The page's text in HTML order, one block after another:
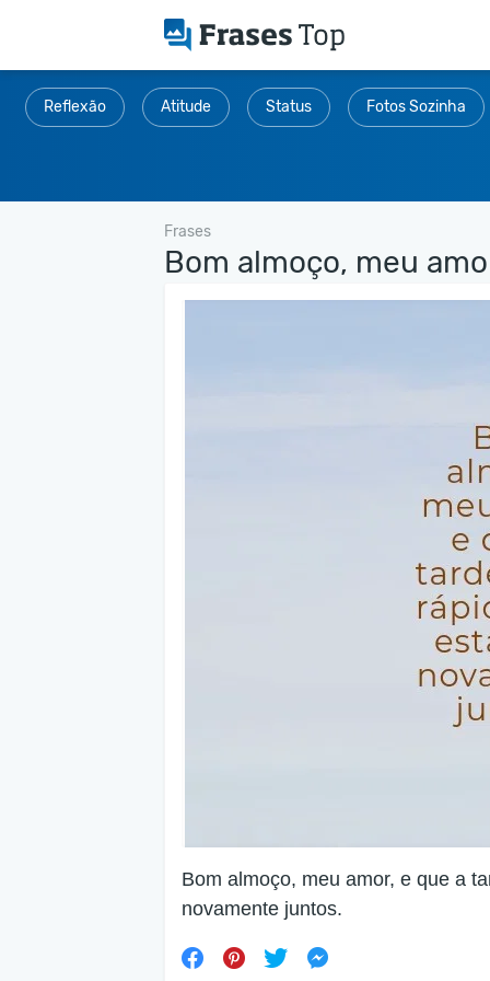
Reflexão Atitude Status Fotos Sozinha
Frases
Bom almoço, meu
Bom almoço, meu amor, e que a
novamente juntos.